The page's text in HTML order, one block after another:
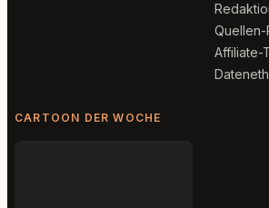
Quellen-
Affiliate-
CARTOON DER WOCHE